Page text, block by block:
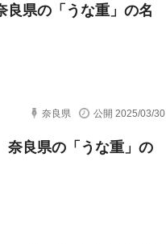
良県の「うな重」の名
奈良県 公開 2025/03/30
奈良県の「うな重」の